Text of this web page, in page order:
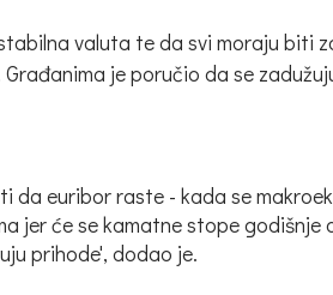
valuta te da svi moraju
Građanima je poručio da se
da euribor raste - kada se
jer će se kamatne stope
prihode', dodao je.